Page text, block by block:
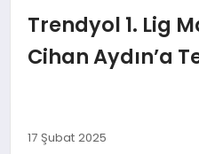
GÜNDEM
MAGAZIN
Trendyol 1. Lig
Cihan Aydın’a
17 Şubat 2025